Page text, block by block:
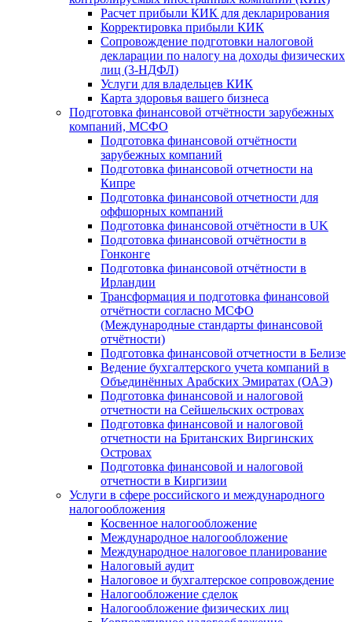
Расчет прибыли КИК для декларирования
Корректировка прибыли КИК
Сопровождение подготовки налоговой
декларации по налогу на доходы физических
лиц (3-НДФЛ)
Услуги для владельцев КИК
Карта здоровья вашего бизнеса
Подготовка финансовой отчётности зарубежных
компаний, МСФО
Подготовка финансовой отчётности
зарубежных компаний
Подготовка финансовой отчетности на
Кипре
Подготовка финансовой отчетности для
оффшорных компаний
Подготовка финансовой отчётности в UK
Подготовка финансовой отчётности в
Гонконге
Подготовка финансовой отчётности в
Ирландии
Трансформация и подготовка финансовой
отчётности согласно МСФО
(Международные стандарты финансовой
отчётности)
Подготовка финансовой отчетности в Белизе
Ведение бухгалтерского учета компаний в
Объединённых Арабских Эмиратах (ОАЭ)
Подготовка финансовой и налоговой
отчетности на Сейшельских островах
Подготовка финансовой и налоговой
отчетности на Британских Виргинских
Островах
Подготовка финансовой и налоговой
отчетности в Киргизии
Услуги в сфере российского и международного
налогообложения
Косвенное налогообложение
Международное налогообложение
Международное налоговое планирование
Налоговый аудит
Налоговое и бухгалтерское сопровождение
Налогообложение сделок
Налогообложение физических лиц